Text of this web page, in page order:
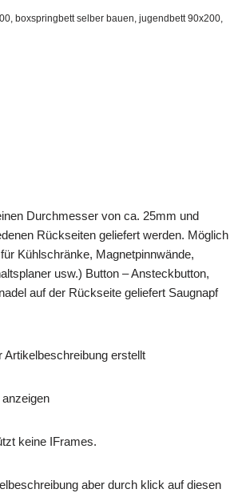
, boxspringbett selber bauen, jugendbett 90x200,
Durchmesser von ca. 25mm und
Rückseiten geliefert werden. Möglich
Kühlschränke, Magnetpinnwände,
usw.) Button – Ansteckbutton,
auf der Rückseite geliefert Saugnapf
Artikelbeschreibung erstellt
keine IFrames.
aber durch klick auf diesen